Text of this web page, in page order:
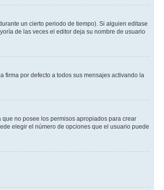
un cierto periodo de tiempo). Si alguien editase
de las veces el editor deja su nombre de usuario
firma por defecto a todos sus mensajes activando la
no posee los permisos apropiados para crear
elegir el número de opciones que el usuario puede